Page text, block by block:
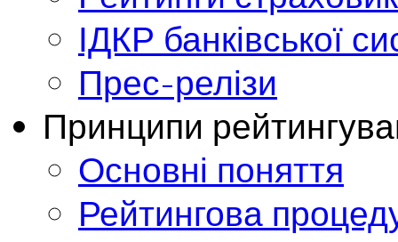
ІДКР банківської
Прес-релізи
Принципи
Основні поняття
Рейтингова